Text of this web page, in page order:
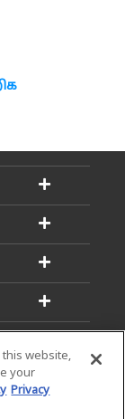
website,
your
Privacy